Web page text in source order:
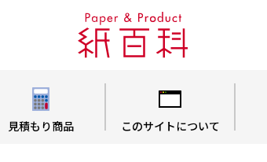
見積もり商品 このサイトについて